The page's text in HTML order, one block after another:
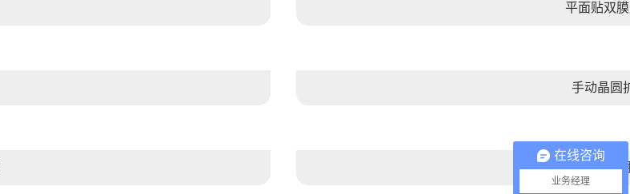
平面贴双
手动晶圆
晶圆UV解
在线咨询
业务经理